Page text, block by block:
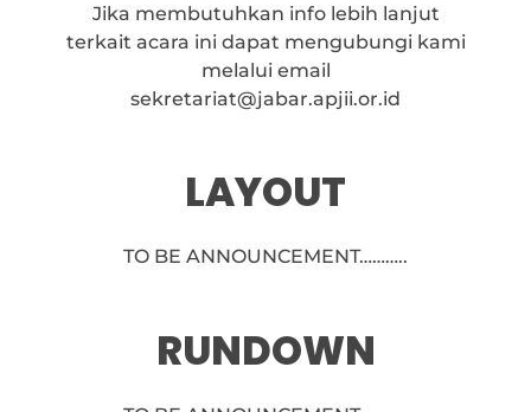
Jika membutuhkan info lebih lanjut
terkait acara ini dapat mengubungi kami
melalui email
sekretariat@jabar.apjii.or.id
LAYOUT
TO BE ANNOUNCEMENT………..
RUNDOWN